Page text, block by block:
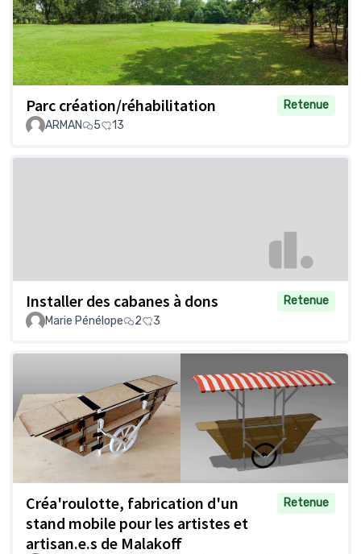
Parc création/réhabilitation
Retenue
ARMAN
5 13
Installer des cabanes à dons
Retenue
Marie Pénélope
2 3
Créa'roulotte, fabrication d'un
stand mobile pour les artistes et
artisan.e.s de Malakoff
Retenue